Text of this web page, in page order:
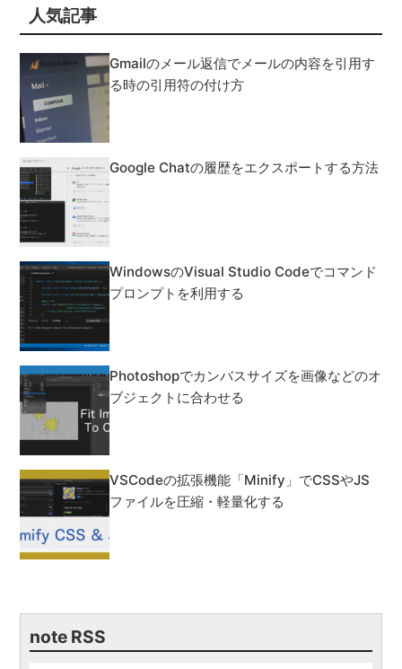
人気記事
Gmailのメール返信でメールの内容を引用す
る時の引用符の付け方
Google Chatの履歴をエクスポートする方法
WindowsのVisual Studio Codeでコマンド
プロンプトを利用する
Photoshopでカンバスサイズを画像などのオ
ブジェクトに合わせる
VSCodeの拡張機能「Minify」でCSSやJS
ファイルを圧縮・軽量化する
note RSS